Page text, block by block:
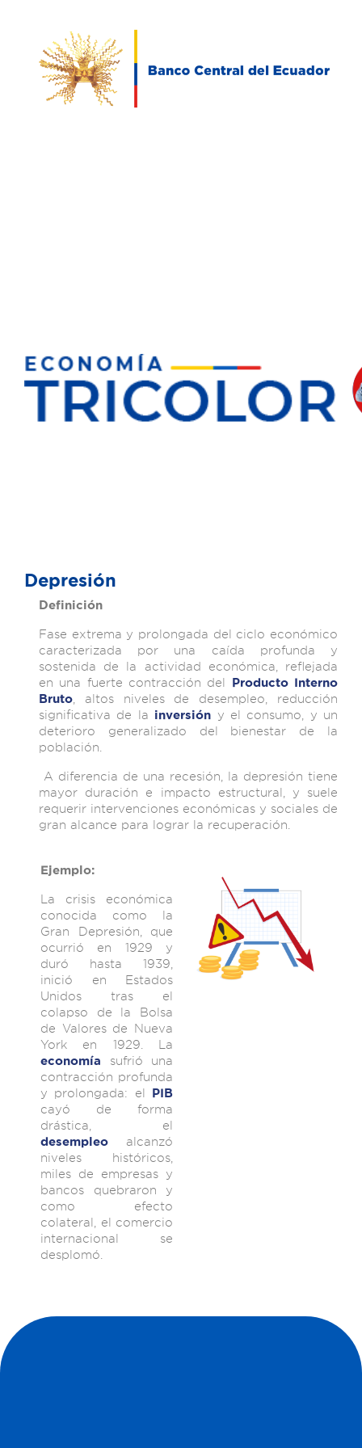
Depresión
Definición
Fase extrema y prolongada del ciclo económico
caracterizada por una caída profunda y
sostenida de la actividad económica, reflejada
en una fuerte contracción del Producto Interno
Bruto, altos niveles de desempleo, reducción
significativa de la inversión y el consumo, y un
deterioro generalizado del bienestar de la
población.
A diferencia de una recesión, la depresión tiene
mayor duración e impacto estructural, y suele
requerir intervenciones económicas y sociales de
gran alcance para lograr la recuperación.
Ejemplo:
La crisis económica
conocida como la
Gran Depresión, que
ocurrió en 1929 y
duró hasta 1939,
inició en Estados
Unidos tras el
colapso de la Bolsa
de Valores de Nueva
York en 1929. La
economía
sufrió una
contracción profunda
y prolongada: el PIB
cayó de forma
drástica, el
desempleo
alcanzó
niveles históricos,
miles de empresas y
bancos quebraron y
como efecto
colateral, el comercio
internacional se
desplomó.